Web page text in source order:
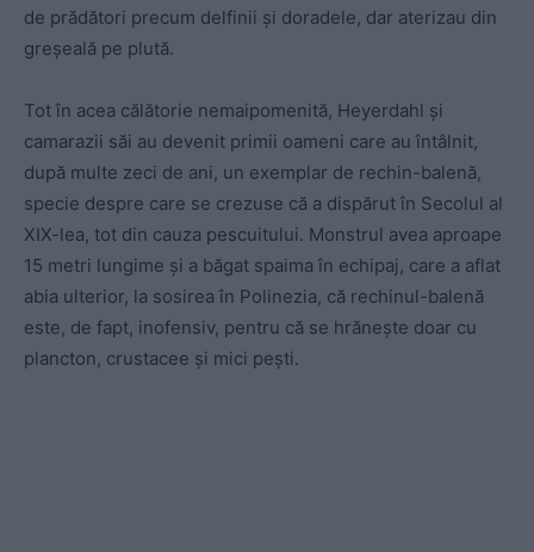
de prădători precum delfinii și doradele, dar aterizau din
greșeală pe plută.
Tot în acea călătorie nemaipomenită, Heyerdahl și
camarazii săi au devenit primii oameni care au întâlnit,
după multe zeci de ani, un exemplar de rechin-balenă,
specie despre care se crezuse că a dispărut în Secolul al
XIX-lea, tot din cauza pescuitului. Monstrul avea aproape
15 metri lungime și a băgat spaima în echipaj, care a aflat
abia ulterior, la sosirea în Polinezia, că rechinul-balenă
este, de fapt, inofensiv, pentru că se hrănește doar cu
plancton, crustacee și mici pești.